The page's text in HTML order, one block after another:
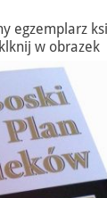
egzemplarz
w obrazek